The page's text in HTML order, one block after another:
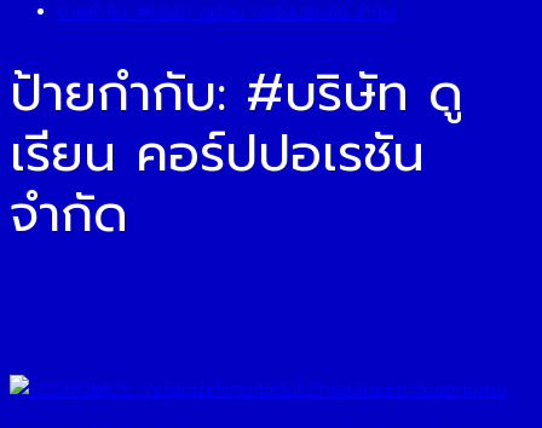
ป้ายกำกับ: #บริษัท ดูเรียน คอร์ปปอเรชัน จำกัด
ป้ายกำกับ: #บริษัท ดู
เรียน คอร์ปปอเรชัน
จำกัด